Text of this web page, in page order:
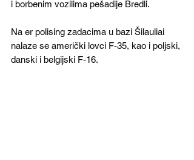
i borbenim vozilima pešadije Bredli.
Na er polising zadacima u bazi Šilauliai
nalaze se američki lovci F-35, kao i poljski,
danski i belgijski F-16.